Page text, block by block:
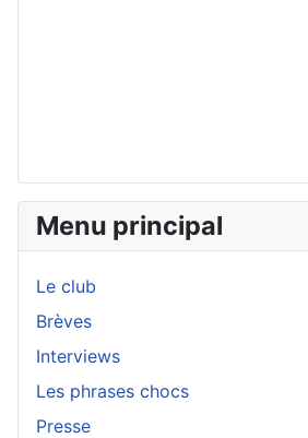
Menu principal
Le club
Brèves
Interviews
Les phrases chocs
Presse